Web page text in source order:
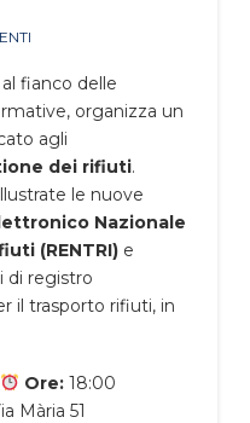
fianco delle
organizza un
agli
dei rifiuti.
le nuove
Nazionale
(RENTRI)e
di registro
il trasporto rifiuti, in
Ore:18:00
Mària 51